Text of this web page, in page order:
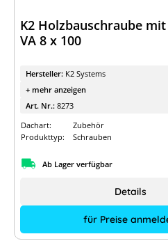
K2 Holzbauschraube
VA 8 x 100
Hersteller: K2 Systems
+ mehr anzeigen
Art. Nr.: 8273
Dachart:
Zubehör
Produkttyp:
Schrauben
Ab Lager verfügbar
für Preise
Details